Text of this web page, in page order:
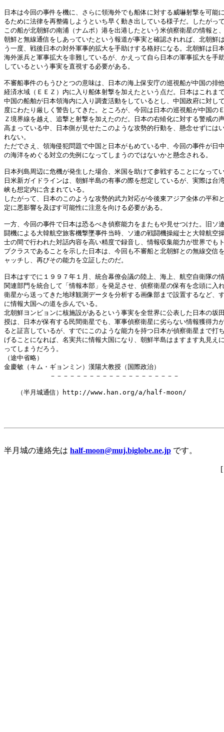
日本は今回の事件を機に、さらに領海外でも船体に対する威嚇射撃を可能
るために法律を再整備しようといち早く動き出している様子だ。したがっ
この船が北朝鮮の南浦（ナムポ）港を出港したという米偵察衛星の情報と
朝鮮と無線通信をしあっていたという報道が事実と確認されれば、北朝鮮
う一度、戦後日本の対外軍事的拡大を手助けする格好になる。北朝鮮は日
海外派兵と軍事拡大を非難しているが、かえって自ら日本の軍事拡大を手
しているという事実を直視する必要がある。
不審船事件のもうひとつの意味は、日本の海上保安庁の巡視船が中国の排
経済水域（ＥＥＺ）内に入り船体射撃を加えたという点だ。日本はこれま
中国の船舶が日本領海内に入り調査活動をしているとし、中国政府に対し
度にわたり厳しく警告してきた。ところが、今回は日本の巡視船が中国の
Ｚ境界線を越え、追撃と射撃を加えたのだ。日本の右傾化に対する警戒の
高まっている中、日本側が見せたこのような攻勢的行動を、懸念せずには
れない。
ただでさえ、領海侵犯問題で中国と日本がもめている中、今回の事件が日
の海洋をめぐる対立の先例になってしまうのではないかと懸念される。
日本列島周辺に危機が発生した場合、米国を助けて参戦することになって
日米新ガイドラインは、朝鮮半島の有事の際を想定しているが、実際は台
峡も想定内に含まれている。
したがって、日本のこのような攻勢的武力対応が今後東アジア全体の平和
定に悪影響を及ぼす可能性に注意を向ける必要がある。
一方、今回の事件で日本は恐るべき偵察能力をまたもや見せつけた。旧ソ
闘機による大韓航空旅客機撃墜事件当時、ソ連の戦闘機操縦士と大韓航空
士の間で行われた対話内容を高い精度で録音し、情報収集能力が世界でも
プクラスであることを示した日本は、今回も不審船と北朝鮮との無線交信
ャッチし、再びその能力を立証したのだ。
日本はすでに１９９７年１月、統合幕僚会議の陸上、海上、航空自衛隊の
関連部門を統合して「情報本部」を発足させ、偵察衛星の保有を念頭に入
衛星から送ってきた地球観測データを分析する画像部まで設置するなど、
に情報大国への道を歩んでいる。
北朝鮮ヨンビョンに核施設があるという事実を全世界に公表した日本の坂
授は、日本が保有する民間衛星でも、軍事偵察衛星に劣らない情報獲得力
ると証言しているが、すでにこのような能力を持つ日本が偵察衛星まで打
げることになれば、名実共に情報大国になり、朝鮮半島はますます丸見え
ってしまうだろう。
（途中省略）
金慶敏（キム・ギョンミン）漢陽大教授（国際政治）
－－－－－－－－－－－－－－－－－－－－
（半月城通信）http://www.han.org/a/half-moon/
半月城の連絡先は half-moon@muj.biglobe.ne.jp です。